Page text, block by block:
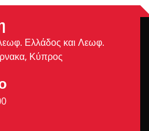
Ελλάδος και Λεωφ.
Κύπρος